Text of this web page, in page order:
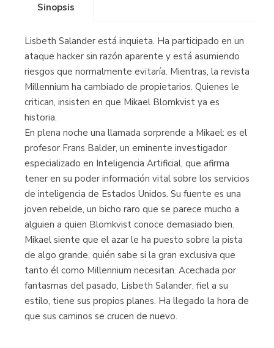
Sinopsis
Lisbeth Salander está inquieta. Ha participado en un
ataque hacker sin razón aparente y está asumiendo
riesgos que normalmente evitaría. Mientras, la revista
Millennium ha cambiado de propietarios. Quienes le
critican, insisten en que Mikael Blomkvist ya es
historia.
En plena noche una llamada sorprende a Mikael: es el
profesor Frans Balder, un eminente investigador
especializado en Inteligencia Artificial, que afirma
tener en su poder información vital sobre los servicios
de inteligencia de Estados Unidos. Su fuente es una
joven rebelde, un bicho raro que se parece mucho a
alguien a quien Blomkvist conoce demasiado bien.
Mikael siente que el azar le ha puesto sobre la pista
de algo grande, quién sabe si la gran exclusiva que
tanto él como Millennium necesitan. Acechada por
fantasmas del pasado, Lisbeth Salander, fiel a su
estilo, tiene sus propios planes. Ha llegado la hora de
que sus caminos se crucen de nuevo.